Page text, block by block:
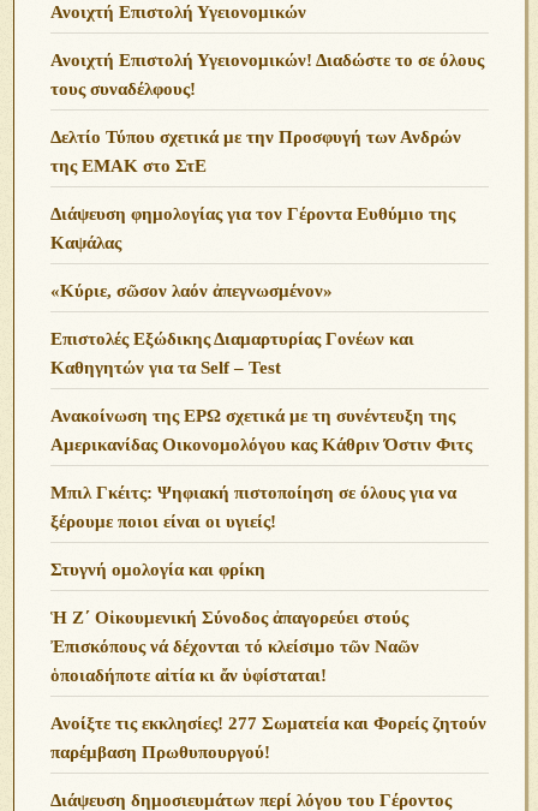
Ανοιχτή Επιστολή Υγειονομικών
Ανοιχτή Επιστολή Υγειονομικών! Διαδώστε το σε όλους
τους συναδέλφους!
Δελτίο Τύπου σχετικά με την Προσφυγή των Ανδρών
της ΕΜΑΚ στο ΣτΕ
Διάψευση φημολογίας για τον Γέροντα Ευθύμιο της
Καψάλας
«Κύριε, σῶσον λαόν ἀπεγνωσμένον»
Επιστολές Εξώδικης Διαμαρτυρίας Γονέων και
Καθηγητών για τα Self – Test
Ανακοίνωση της ΕΡΩ σχετικά με τη συνέντευξη της
Αμερικανίδας Οικονομολόγου κας Κάθριν Όστιν Φιτς
Μπιλ Γκέιτς: Ψηφιακή πιστοποίηση σε όλους για να
ξέρουμε ποιοι είναι οι υγιείς!
Στυγνή ομολογία και φρίκη
Ἡ Ζ΄ Οἰκουμενική Σύνοδος ἀπαγορεύει στούς
Ἐπισκόπους νά δέχονται τό κλείσιμο τῶν Ναῶν
ὁποιαδήποτε αἰτία κι ἄν ὑφίσταται!
Ανoίξτε τις εκκλησίες! 277 Σωματεία και Φορείς ζητούν
παρέμβαση Πρωθυπουργού!
Διάψευση δημοσιευμάτων περί λόγου του Γέροντος